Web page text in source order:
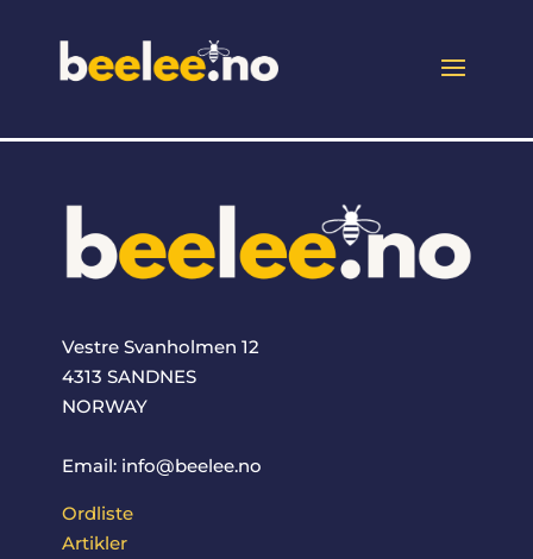
Vestre Svanholmen 12
4313 SANDNES
NORWAY
Email: info@beelee.no
Ordliste
Artikler